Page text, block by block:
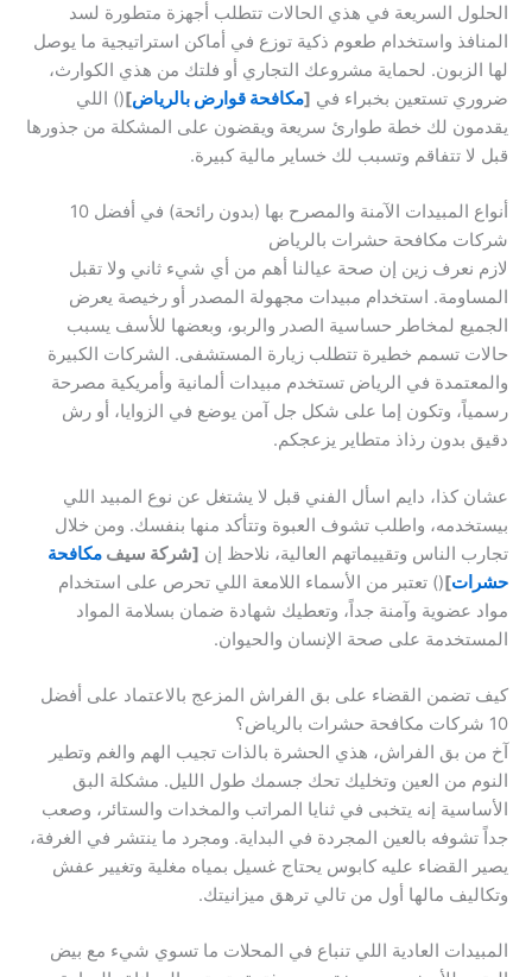
الحلول السريعة في هذي الحالات تتطلب أجهزة متطورة لسد
المنافذ واستخدام طعوم ذكية توزع في أماكن استراتيجية ما يوصل
لها الزبون. لحماية مشروعك التجاري أو فلتك من هذي الكوارث،
ضروري تستعين بخبراء في [مكافحة قوارض بالرياض]() اللي
يقدمون لك خطة طوارئ سريعة ويقضون على المشكلة من جذورها
قبل لا تتفاقم وتسبب لك خساير مالية كبيرة.
أنواع المبيدات الآمنة والمصرح بها (بدون رائحة) في أفضل 10
شركات مكافحة حشرات بالرياض
لازم نعرف زين إن صحة عيالنا أهم من أي شيء ثاني ولا تقبل
المساومة. استخدام مبيدات مجهولة المصدر أو رخيصة يعرض
الجميع لمخاطر حساسية الصدر والربو، وبعضها للأسف يسبب
حالات تسمم خطيرة تتطلب زيارة المستشفى. الشركات الكبيرة
والمعتمدة في الرياض تستخدم مبيدات ألمانية وأمريكية مصرحة
رسمياً، وتكون إما على شكل جل آمن يوضع في الزوايا، أو رش
دقيق بدون رذاذ متطاير يزعجكم.
عشان كذا، دايم اسأل الفني قبل لا يشتغل عن نوع المبيد اللي
بيستخدمه، واطلب تشوف العبوة وتتأكد منها بنفسك. ومن خلال
تجارب الناس وتقييماتهم العالية، نلاحظ إن [شركة سيف مكافحة
حشرات]() تعتبر من الأسماء اللامعة اللي تحرص على استخدام
مواد عضوية وآمنة جداً، وتعطيك شهادة ضمان بسلامة المواد
المستخدمة على صحة الإنسان والحيوان.
كيف تضمن القضاء على بق الفراش المزعج بالاعتماد على أفضل
10 شركات مكافحة حشرات بالرياض؟
آخ من بق الفراش، هذي الحشرة بالذات تجيب الهم والغم وتطير
النوم من العين وتخليك تحك جسمك طول الليل. مشكلة البق
الأساسية إنه يتخبى في ثنايا المراتب والمخدات والستائر، وصعب
جداً تشوفه بالعين المجردة في البداية. ومجرد ما ينتشر في الغرفة،
يصير القضاء عليه كابوس يحتاج غسيل بمياه مغلية وتغيير عفش
وتكاليف مالها أول من تالي ترهق ميزانيتك.
المبيدات العادية اللي تنباع في المحلات ما تسوي شيء مع بيض